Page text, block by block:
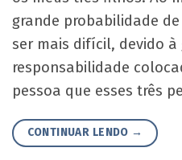
grande probabilidade
ser mais difícil, devido à
responsabilidade
pessoa que esses três
CONTINUAR LENDO →